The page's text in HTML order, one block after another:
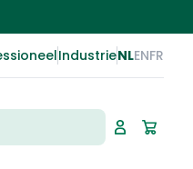
IndustrieNLENFR